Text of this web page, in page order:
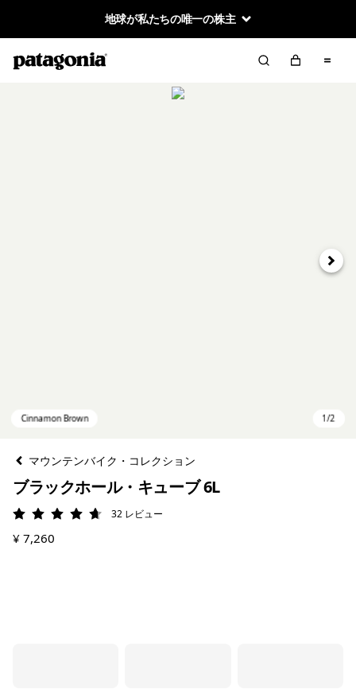
地球が私たちの唯一の株主
次へ
マウンテンバイク・コレクション
ブラックホール・キューブ 6L
評価: 4.7 / 5
32 レビュー
¥ 7,260